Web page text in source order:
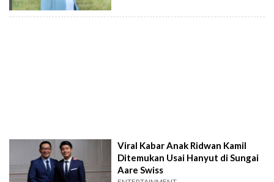
Viral Kabar Anak Ridwan Kamil
Ditemukan Usai Hanyut di Sungai
Aare Swiss